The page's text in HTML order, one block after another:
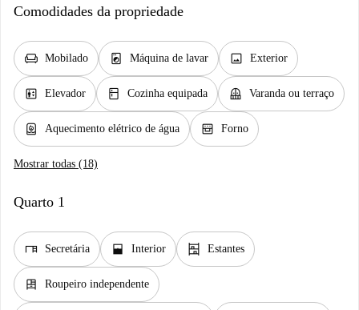
Comodidades da propriedade
chair Mobilado local_laundry_service Máquina de lavar image Exterior
elevator Elevador kitchen Cozinha equipada balcony Varanda ou terraço
water_heater Aquecimento elétrico de água oven_gen Forno
Mostrar todas (18)
Quarto 1
desk Secretária window_open Interior shelves Estantes
dresser Roupeiro independente